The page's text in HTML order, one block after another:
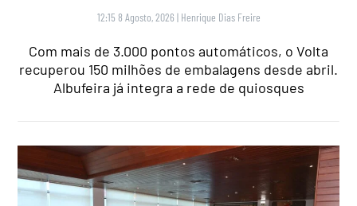
12:15 8 Agosto, 2026 | Henrique Dias Freire
Com mais de 3.000 pontos automáticos, o Volta
recuperou 150 milhões de embalagens desde abril.
Albufeira já integra a rede de quiosques